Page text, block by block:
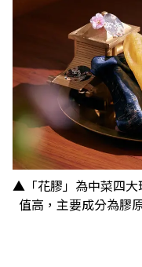
▲「花膠」為中菜四大
值高，主要成分為膠